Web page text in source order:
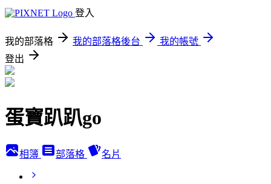
登入
我的部落格 我的部落格後台
我的帳號
登出
蛋寶趴趴go
相簿 部落格 名片